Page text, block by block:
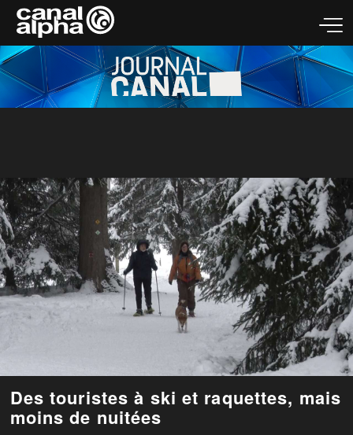
Des touristes à ski et raquettes, mais
moins de nuitées